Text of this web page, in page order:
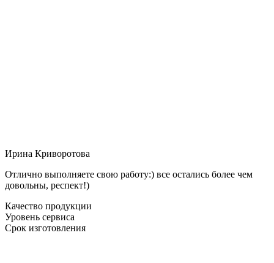
Ирина Криворотова
Отлично выполняете свою работу:) все остались более чем
довольны, респект!)
Качество продукции
Уровень сервиса
Срок изготовления